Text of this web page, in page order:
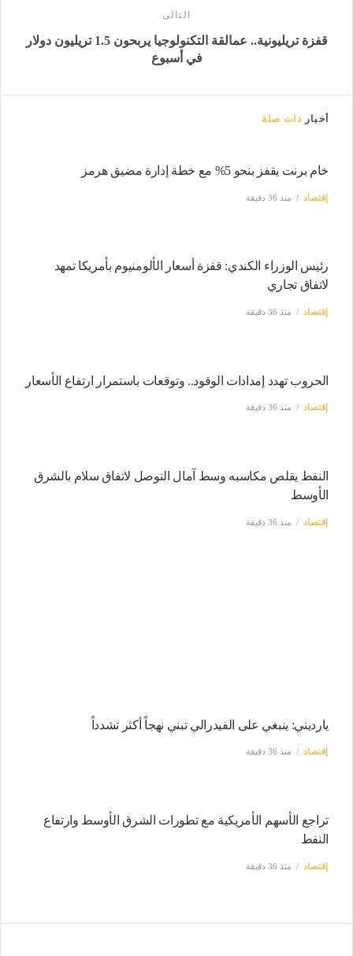
التالى
قفزة تريليونية.. عمالقة التكنولوجيا يربحون 1.5 تريليون دولار
في أسبوع
أخبار ذات صلة
خام برنت يقفز بنحو 5% مع خطة إدارة مضيق هرمز
إقتصاد منذ 36 دقيقة
رئيس الوزراء الكندي: قفزة أسعار الألومنيوم بأمريكا تمهد
لاتفاق تجاري
إقتصاد منذ 36 دقيقة
الحروب تهدد إمدادات الوقود.. وتوقعات باستمرار ارتفاع الأسعار
إقتصاد منذ 36 دقيقة
النفط يقلص مكاسبه وسط آمال التوصل لاتفاق سلام بالشرق
الأوسط
إقتصاد منذ 36 دقيقة
يارديني: ينبغي على الفيدرالي تبني نهجاً أكثر تشدداً
إقتصاد منذ 36 دقيقة
تراجع الأسهم الأمريكية مع تطورات الشرق الأوسط وارتفاع
النفط
إقتصاد منذ 36 دقيقة